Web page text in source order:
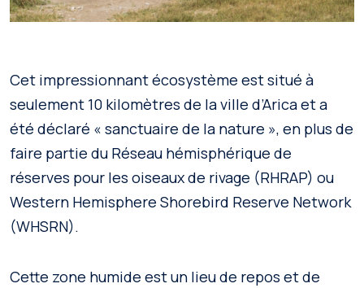
Cet impressionnant écosystème est situé à
seulement 10 kilomètres de la ville d’Arica et a
été déclaré « sanctuaire de la nature », en plus de
faire partie du Réseau hémisphérique de
réserves pour les oiseaux de rivage (RHRAP) ou
Western Hemisphere Shorebird Reserve Network
(WHSRN).
Cette zone humide est un lieu de repos et de